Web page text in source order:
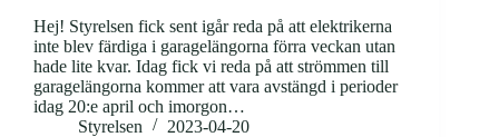
Hej! Styrelsen fick sent igår reda på att elektrikerna
inte blev färdiga i garagelängorna förra veckan utan
hade lite kvar. Idag fick vi reda på att strömmen till
garagelängorna kommer att vara avstängd i perioder
idag 20:e april och imorgon…
Styrelsen
2023-04-20